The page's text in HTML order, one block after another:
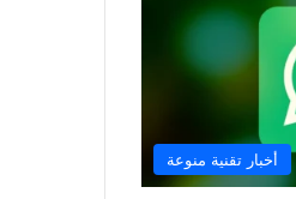
أخبار تقنية منوعة